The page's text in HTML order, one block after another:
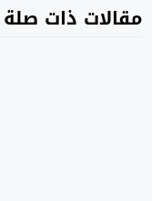
مقالات ذات صلة